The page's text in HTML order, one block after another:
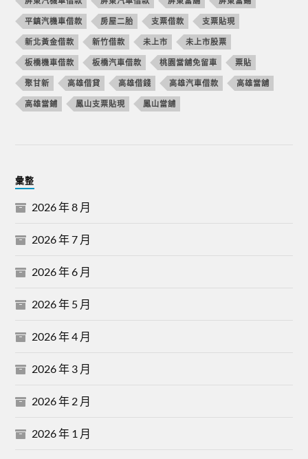
平鎮汽機車借款 房屋二胎 支票借款 支票貼現
新北黃金借款 新竹借款 未上市 未上市股票
板橋機車借款 板橋汽車借款 桃園當舖免留車 票貼
聚甘新 高雄借貸 高雄借錢 高雄汽車借款 高雄當舖
高雄當鋪 鳳山支票貼現 鳳山當舖
彙整
2026 年 8 月
2026 年 7 月
2026 年 6 月
2026 年 5 月
2026 年 4 月
2026 年 3 月
2026 年 2 月
2026 年 1 月